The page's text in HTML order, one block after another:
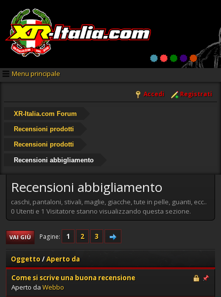
Menu principale
Accedi Registrati
XR-Italia.com Forum
Recensioni prodotti
Recensioni prodotti
Recensioni abbigliamento
Recensioni abbigliamento
caschi, pantaloni, stivali, maglie, giacche, tute in pelle, guanti, ecc..
0 Utenti e 1 Visitatore stanno visualizzando questa sezione.
VAI GIÙ Pagine 1 2 3
Oggetto/Aperto da
Come si scrive una buona recensione
Aperto da Webbo